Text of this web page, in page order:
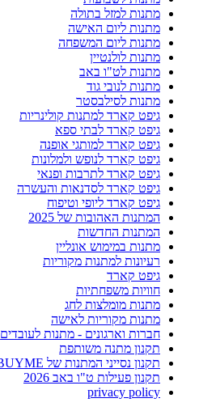
מתנות למזל בתולה
מתנות ליום האישה
מתנות ליום המשפחה
מתנות לולנטיין
מתנות לט"ו באב
מתנות לנובי גוד
מתנות לסילבסטר
גיפט קארד למתנות קולינריות
גיפט קארד לבתי ספא
גיפט קארד למותגי אופנה
גיפט קארד לנופש ולמלונות
גיפט קארד לתרבות ופנאי
גיפט קארד לסדנאות והעשרה
גיפט קארד ליופי וטיפוח
המתנות האהובות של 2025
המתנות החדשות
מתנות במימוש אונליין
רעיונות למתנות מקוריות
גיפט קארד
חוויות משפחתיות
מתנות מומלצות לחג
מתנות מקוריות לאישה
חברות וארגונים - מתנות לעובדים
תקנון מתנה משותפת
תקנון נסייני המתנות של BUYME
תקנון פעילות ט"ו באב 2026
privacy policy